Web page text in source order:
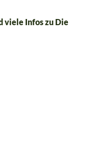
viele Infos zu Die